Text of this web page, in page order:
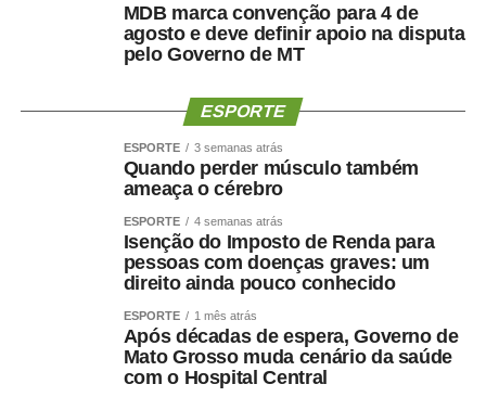
“Quando comecei não tivemos um treinamento tão
passo, com exemplos práticos. Isso ajuda muito no
aprendizado e também na padronização do trabalho
desenvolvido pelos contadores”, avalia.
Para a contadora recém-credenciada, Raquel Cristiane
de Oliveira, o curso está sendo o primeiro contato com os
sistemas e procedimentos utilizados pelo Poder
“É a primeira vez que atuo como contadora credenciada e
ainda não havia tido acesso ao sistema. Ele está sendo
importante porque nos prepara para executar um trabalho
MDB marca convenção para 4 de
agosto e deve definir apoio na disputa
pelo Governo de MT
ESPORTE
ESPORTE 3 semanas atrás
Quando perder músculo também
ameaça o cérebro
ESPORTE 4 semanas atrás
Isenção do Imposto de Renda para
pessoas com doenças graves: um
direito ainda pouco conhecido
ESPORTE 1 mês atrás
Após décadas de espera, Governo de
Mato Grosso muda cenário da saúde
com o Hospital Central